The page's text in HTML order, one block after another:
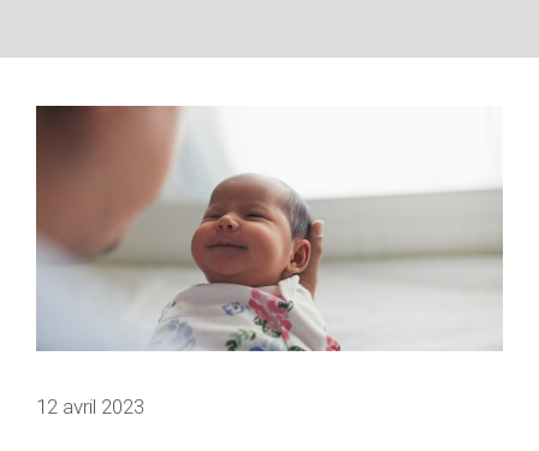
12 avril 2023